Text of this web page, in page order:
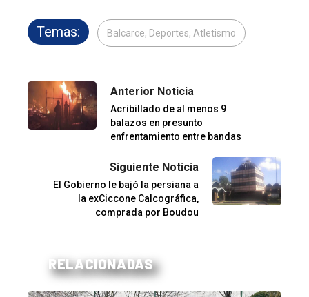
Temas: Balcarce, Deportes, Atletismo
Anterior Noticia
Acribillado de al menos 9
balazos en presunto
enfrentamiento entre bandas
Siguiente Noticia
El Gobierno le bajó la persiana a
la exCiccone Calcográfica,
comprada por Boudou
RELACIONADAS